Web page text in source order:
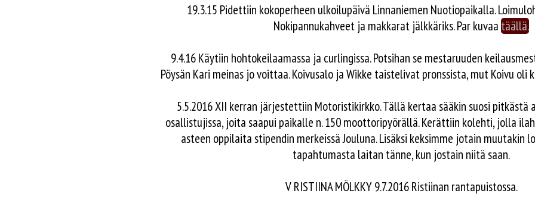
19.3.15 Pidettiin kokoperheen ulkoilupäivä Linnaniemen Nuotiopaikalla.
Nokipannukahveet ja makkarat jälkkäriks. Par kuvaatäällä.
9.4.16 Käytiin hohtokeilaamassa ja curlingissa. Potsihan se mestaruuden
Pöysän Kari meinas jo voittaa. Koivusalo ja Wikke taistelivat pronssista, mut Koivu oli
5.5.2016 XII kerran järjestettiin Motoristikirkko. Tällä kertaa sääkin suosi pitkästä
osallistujissa, joita saapui paikalle n. 150 moottoripyörällä. Kerättiin kolehti, jolla
asteen oppilaita stipendin merkeissä Jouluna. Lisäksi keksimme jotain muutakin
tapahtumasta laitan tänne, kun jostain niitä saan.
V RISTIINA MÖLKKY 9.7.2016 Ristiinan rantapuistossa.